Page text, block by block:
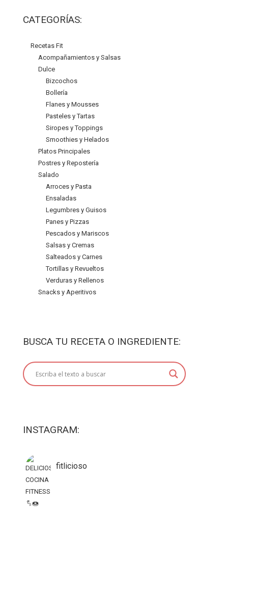
CATEGORÍAS:
Recetas Fit
Acompañamientos y Salsas
Dulce
Bizcochos
Bollería
Flanes y Mousses
Pasteles y Tartas
Siropes y Toppings
Smoothies y Helados
Platos Principales
Postres y Repostería
Salado
Arroces y Pasta
Ensaladas
Legumbres y Guisos
Panes y Pizzas
Pescados y Mariscos
Salsas y Cremas
Salteados y Carnes
Tortillas y Revueltos
Verduras y Rellenos
Snacks y Aperitivos
BUSCA TU RECETA O INGREDIENTE:
INSTAGRAM:
fitlicioso